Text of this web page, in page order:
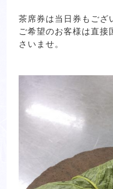
茶席券は当日券もござ
ご希望のお客様は直接
さいませ。